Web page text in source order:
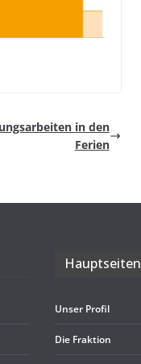
in den
Ferien
Haupt­sei­ten
Unser Pro­fil
Die Frak­tion